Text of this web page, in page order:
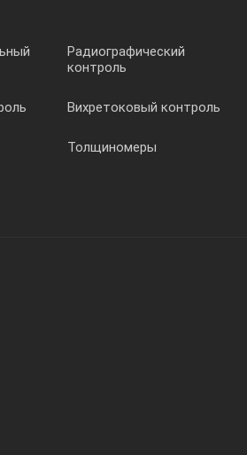
относительно базовой риски
44⋅tg(α) ± 0,1, где α – значение угла
рабочих поверхностей меры, не более,
Радиографический
контроль
Вихретоковый контроль
Толщиномеры